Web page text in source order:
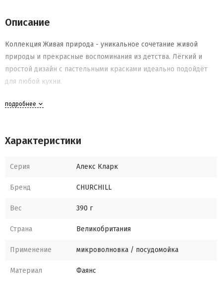
Описание
Коллекция Живая природа - уникальное сочетание живой
природы и прекрасные воспоминания из детства. Лёгкий и
простой дизайн с пастельными красками идеально подойдёт
для любой кухни.
подробнее
Характеристики
Серия Алекс Кларк
Бренд CHURCHILL
Вес 390 г
Страна Великобритания
Применение микроволновка / посудомойка
Материал Фаянс